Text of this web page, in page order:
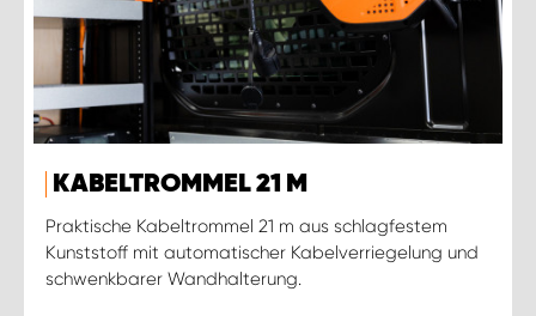
KABELTROMMEL 21 M
Praktische Kabeltrommel 21 m aus schlagfestem
Kunststoff mit automatischer Kabelverriegelung und
schwenkbarer Wandhalterung.